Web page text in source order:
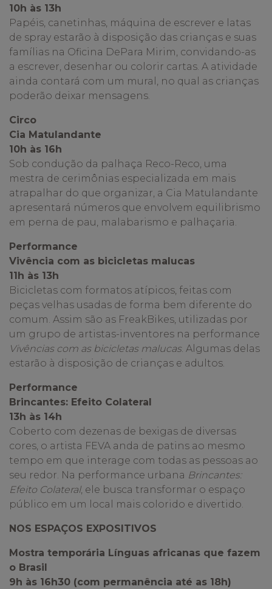
10h às 13h
Papéis, canetinhas, máquina de escrever e latas
de spray estarão à disposição das crianças e suas
famílias na Oficina DePara Mirim, convidando-as
a escrever, desenhar ou colorir cartas. A atividade
ainda contará com um mural, no qual as crianças
poderão deixar mensagens.
Circo
Cia Matulandante
10h às 16h
Sob condução da palhaça Reco-Reco, uma
mestra de cerimônias especializada em mais
atrapalhar do que organizar, a Cia Matulandante
apresentará números que envolvem equilibrismo
em perna de pau, malabarismo e palhaçaria.
Performance
Vivência com as bicicletas malucas
11h às 13h
Bicicletas com formatos atípicos, feitas com
peças velhas usadas de forma bem diferente do
comum. Assim são as FreakBikes, utilizadas por
um grupo de artistas-inventores na performance
Vivências com as bicicletas malucas. Algumas delas
estarão à disposição de crianças e adultos.
Performance
Brincantes: Efeito Colateral
13h às 14h
Coberto com dezenas de bexigas de diversas
cores, o artista FEVA anda de patins ao mesmo
tempo em que interage com todas as pessoas ao
seu redor. Na performance urbana Brincantes:
Efeito Colateral, ele busca transformar o espaço
público em um local mais colorido e divertido.
NOS ESPAÇOS EXPOSITIVOS
Mostra temporária Línguas africanas que fazem
o Brasil
9h às 16h30 (com permanência até as 18h)